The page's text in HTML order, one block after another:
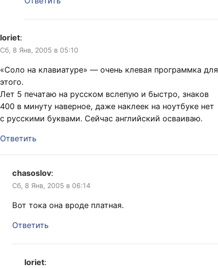
loriet:
Сб, 8 Янв, 2005 в 05:10
«Соло на клавиатуре» — очень клевая программка для
этого.
Лет 5 печатаю на русском вслепую и быстро, знаков
400 в минуту наверное, даже наклеек на ноутбуке нет
с русскими буквами. Сейчас английский осваиваю.
Ответить
chasoslov:
Сб, 8 Янв, 2005 в 06:14
Вот тока она вроде платная.
Ответить
loriet: